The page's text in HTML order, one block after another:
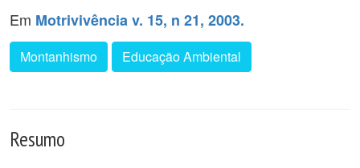
Em Motrivivência v. 15, n 21, 2003.
Montanhismo Educação Ambiental
Resumo